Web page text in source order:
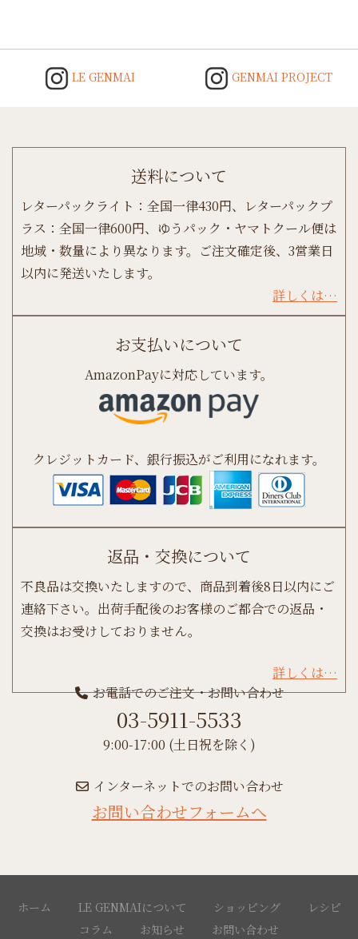
LE GENMAI GENMAI PROJECT
送料について
レターパックライト：全国一律430円、レターパックプ
ラス：全国一律600円、ゆうパック・ヤマトクール便は
地域・数量により異なります。ご注文確定後、3営業日
以内に発送いたします。
詳しくは…
お支払いについて
AmazonPayに対応しています。
クレジットカード、銀行振込がご利用になれます。
返品・交換について
不良品は交換いたしますので、商品到着後8日以内にご
連絡下さい。出荷手配後のお客様のご都合での返品・
交換はお受けしておりません。
詳しくは…
お電話でのご注文・お問い合わせ
03-5911-5533
9:00-17:00 (土日祝を除く)
インターネットでのお問い合わせ
お問い合わせフォームへ
ホーム LE GENMAIについて ショッピング
レシピ
コラム
お知らせ お問い合わせ